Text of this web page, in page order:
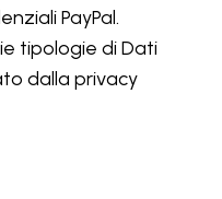
PayPal.
tipologie di Dati
dalla privacy